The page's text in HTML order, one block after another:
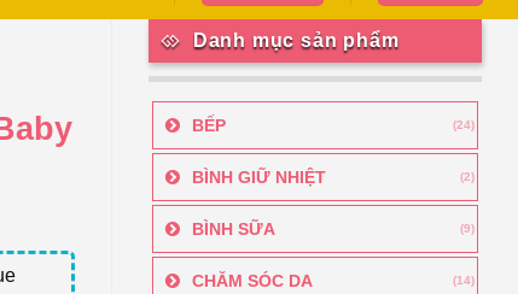
Danh mục sản phẩm
BẾP (24)
BÌNH GIỮ NHIỆT (2)
BÌNH SỮA (9)
CHĂM SÓC DA (14)